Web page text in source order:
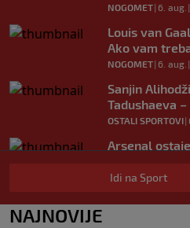
NOGOMET| 6. aug. |
Louis van
Ako vam
NOGOMET| 6. aug. |
Sanjin
Tadushaeva
OSTALI SPORTOVI|
Arsenal
Júnior i Real
NOGOMET|6. aug.
Slavni klub
Idi na Sport
NAJNOVIJE